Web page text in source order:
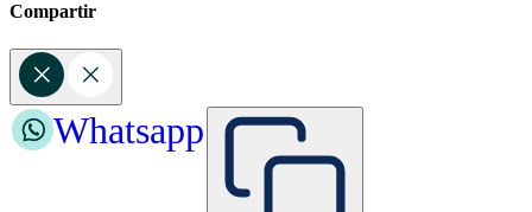
Compartir
Whatsapp